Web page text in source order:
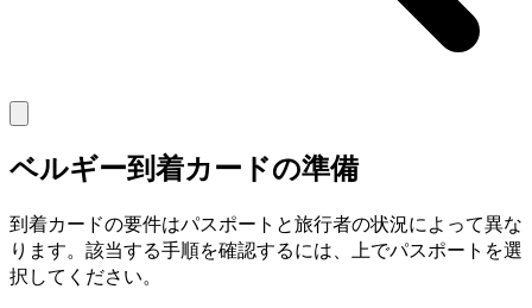
ベルギー到着カードの準備
到着カードの要件はパスポートと旅行者の状況によって異な
ります。該当する手順を確認するには、上でパスポートを選
択してください。